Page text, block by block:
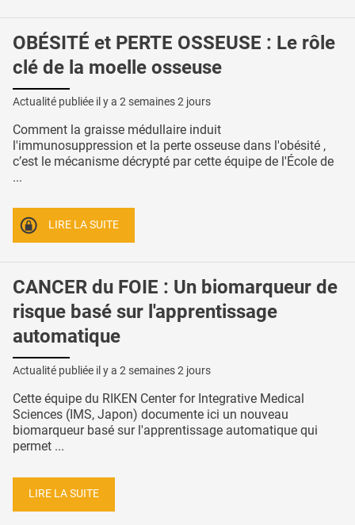
OBÉSITÉ et PERTE OSSEUSE : Le rôle
clé de la moelle osseuse
Actualité publiée il y a 2 semaines 2 jours
Comment la graisse médullaire induit
l'immunosuppression et la perte osseuse dans l'obésité ,
c’est le mécanisme décrypté par cette équipe de l'École de
...
LIRE LA SUITE
CANCER du FOIE : Un biomarqueur de
risque basé sur l'apprentissage
automatique
Actualité publiée il y a 2 semaines 2 jours
Cette équipe du RIKEN Center for Integrative Medical
Sciences (IMS, Japon) documente ici un nouveau
biomarqueur basé sur l'apprentissage automatique qui
permet ...
LIRE LA SUITE